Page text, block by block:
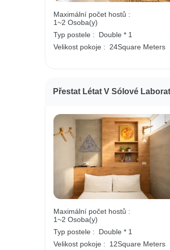
Maximální počet hostů :
1~2 Osoba(y)
Typ postele :
Double * 1
Velikost pokoje :
24Square Meters
Přestat Létat V Sólové
Maximální počet hostů :
1~2 Osoba(y)
Typ postele :
Double * 1
Velikost pokoje :
12Square Meters